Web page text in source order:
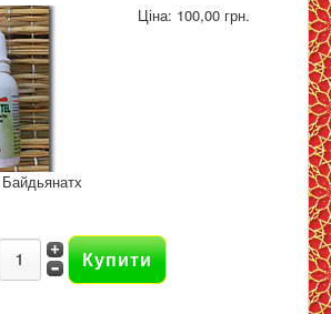
Ціна: 100,00 грн.